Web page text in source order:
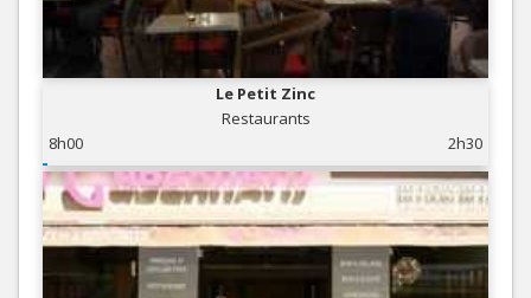
Le Petit Zinc
Restaurants
8h00
2h30